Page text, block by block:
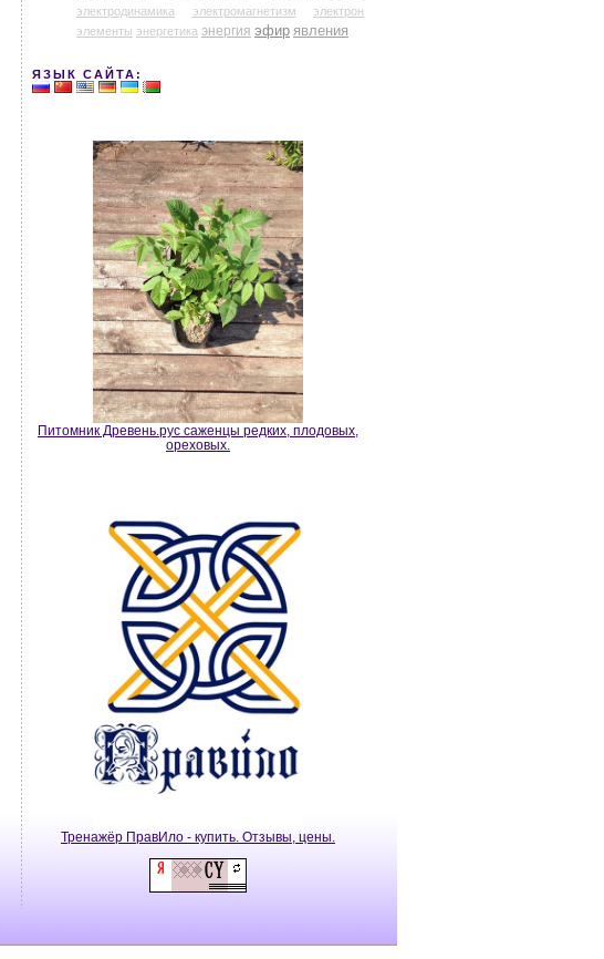
электродинамика электромагнетизм
электрон
элементы энергетика энергия эфир явления
ЯЗЫК САЙТА:
Питомник Древень.рус саженцы редких, плодовых,
ореховых.
Тренажёр ПравИло - купить. Отзывы, цены.